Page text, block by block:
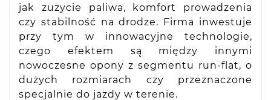
jak zużycie paliwa, komfort prowadzenia
czy stabilność na drodze. Firma inwestuje
przy tym w innowacyjne technologie,
czego efektem są między innymi
nowoczesne opony z segmentu run-flat, o
dużych rozmiarach czy przeznaczone
specjalnie do jazdy w terenie.